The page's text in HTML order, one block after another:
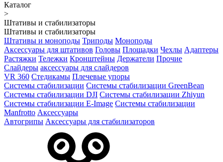
Каталог
>
Штативы и стабилизаторы
Штативы и стабилизаторы
Штативы и моноподы Триподы Моноподы
Аксессуары для штативов Головы Площадки Чехлы Адаптеры
Растяжки Тележки Кронштейны Держатели Прочие
Слайдеры аксессуары для слайдеров
VR 360 Стедикамы Плечевые упоры
Системы стабилизации Системы стабилизации GreenBean
Системы стабилизации DJI Системы стабилизации Zhiyun
Системы стабилизации E-Image Системы стабилизации
Manfrotto Аксессуары
Автогрипы Аксессуары для стабилизаторов